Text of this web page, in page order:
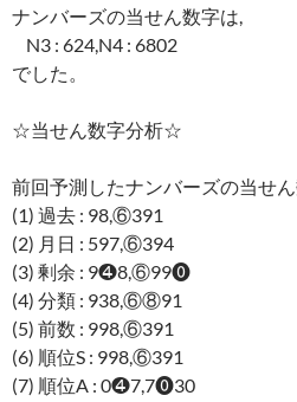
ナンバーズの当せん数字は,
N3 : 624,N4 : 6802
でした。
☆当せん数字分析☆
前回予測したナンバーズの当せ
(1) 過去 : 98,⑥391
(2) 月日 : 597,⑥394
(3) 剰余 : 9❹8,⑥99⓿
(4) 分類 : 938,⑥⑧91
(5) 前数 : 998,⑥391
(6) 順位S : 998,⑥391
(7) 順位A : 0❹7,7⓿30